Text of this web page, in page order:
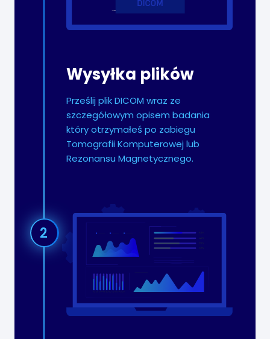
Wysyłka plików
Prześlij plik DICOM wraz ze
szczegółowym opisem badania
który otrzymałeś po zabiegu
Tomografii Komputerowej lub
Rezonansu Magnetycznego.
2